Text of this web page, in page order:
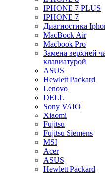
IPHONE 7 PLUS
IPHONE 7
Диагностика
MacBook Air
Macbook Pro
Замена верхней
клавиатурой
ASUS
Hewlett Packard
Lenovo
DELL
Sony VAIO
Xiaomi
Fujitsu
Fujitsu Siemens
MSI
Acer
ASUS
Hewlett Packard